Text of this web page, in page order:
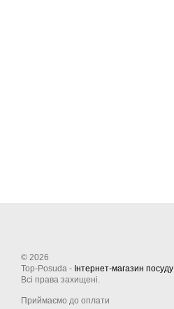
© 2026
Top-Posuda - Інтернет-магазин посуду
Всі права захищені.
Приймаємо до оплати